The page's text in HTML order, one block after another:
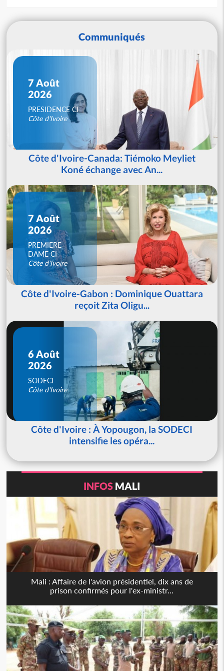
Communiqués
7 Août
2026
PRESIDENCE CI
Côte d'Ivoire
Côte d'Ivoire-Canada: Tiémoko Meyliet
Koné échange avec An...
7 Août
2026
PREMIERE
DAME CI
Côte d'Ivoire
Côte d'Ivoire-Gabon : Dominique Ouattara
reçoit Zita Oligu...
6 Août
2026
SODECI
Côte d'Ivoire
Côte d'Ivoire : À Yopougon, la SODECI
intensifie les opéra...
INFOS MALI
Mali : Affaire de l'avion présidentiel, dix ans de
prison confirmés pour l'ex-ministr...